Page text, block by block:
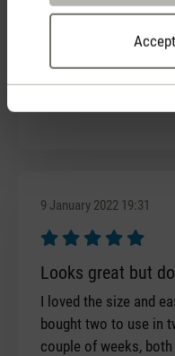
Review with rating
Nicht mehr ohne
Reisen - Emma
9 January 2022 19:31
Review with rating of
Looks great but
I loved the size and
bought two to use in
couple of weeks,